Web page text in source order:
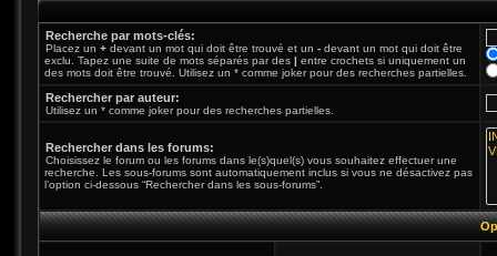
Recherche par mots-clés:
Placez un + devant un mot qui doit être trouvé et un - devant un mot qui doit être
exclu. Tapez une suite de mots séparés par des | entre crochets si uniquement un
des mots doit être trouvé. Utilisez un * comme joker pour des recherches partielles.
Rechercher par auteur:
Utilisez un * comme joker pour des recherches partielles.
Rechercher dans les forums:
Choisissez le forum ou les forums dans le(s)quel(s) vous souhaitez effectuer une
recherche. Les sous-forums sont automatiquement inclus si vous ne désactivez pas
l’option ci-dessous “Rechercher dans les sous-forums”.